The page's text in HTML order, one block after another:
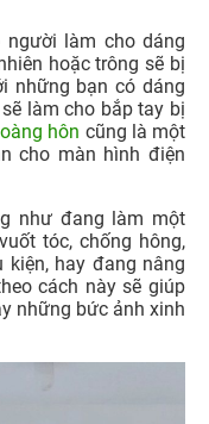
người làm cho dáng
hoặc trông sẽ bị
những bạn có dáng
làm cho bắp tay bị
hôn cũng là một
cho màn hình điện
như đang làm một
tóc, chống hông,
kiện, hay đang nâng
cách này sẽ giúp
những bức ảnh xinh